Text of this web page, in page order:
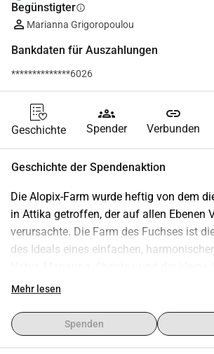
Begünstigterinfo
Marianna Grigoropoulou
Bankdaten für Auszahlungen
**************6026
Geschichte
groups
Spender
link
Verbunden
Geschichte der Spendenaktion
Die Alopix-Farm wurde heftig von dem
in Attika getroffen, der auf allen Ebenen
verursachte. Die Farm des Fuchses ist
des Ideals eines einfachen,
versucht, einen Raum zu schaffen, der
Natur bot. Ein Ort, an dem die Kinder die
umherzulaufen, zu spielen und zu
Mehr lesen
Spenden